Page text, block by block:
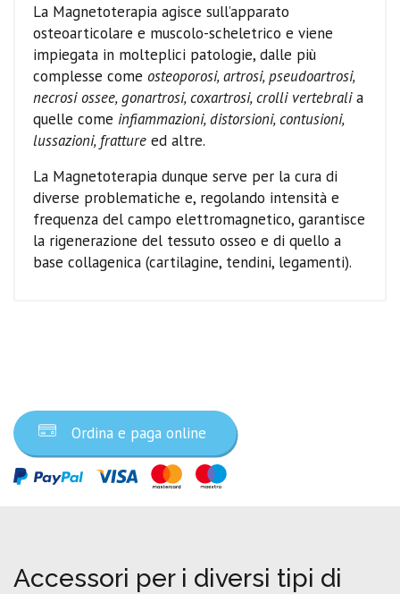
La Magnetoterapia agisce sull’apparato
osteoarticolare e muscolo-scheletrico e viene
impiegata in molteplici patologie, dalle più
complesse come osteoporosi, artrosi, pseudoartrosi,
necrosi ossee, gonartrosi, coxartrosi, crolli vertebralia
quelle come infiammazioni, distorsioni, contusioni,
lussazioni, fratture ed altre.
La Magnetoterapia dunque serve per la cura di
diverse problematiche e, regolando intensità e
frequenza del campo elettromagnetico, garantisce
la rigenerazione del tessuto osseo e di quello a
base collagenica (cartilagine, tendini, legamenti).
Ordina e paga online
Accessori per i diversi tipi di